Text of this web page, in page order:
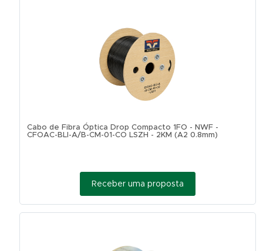
Cabo de Fibra Óptica Drop Compacto 1FO - NWF -
CFOAC-BLI-A/B-CM-01-CO LSZH - 2KM (A2 0.8mm)
Receber uma proposta